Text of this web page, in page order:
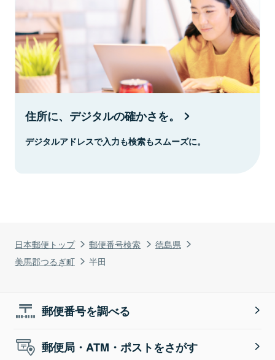
日本郵便トップ 郵便番号検索
徳島県
美馬郡つるぎ町
半田
住所に、デジタルの確かさを。
デジタルアドレスで入力も検索もスムーズに。
郵便番号を調べる
郵便局・ATM・ポストをさがす